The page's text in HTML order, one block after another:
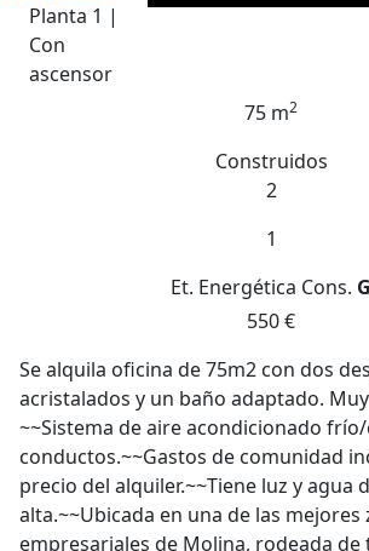
Planta 1 |
Con
ascensor
75 m2
Construidos
2
1
Et. Energética Cons. G
550 €
Se alquila oficina de 75m2 con dos
acristalados y un baño adaptado.
~~Sistema de aire acondicionado
conductos.~~Gastos de comunidad
precio del alquiler.~~Tiene luz y agua
alta.~~Ubicada en una de las mejores
empresariales de Molina, rodeada de